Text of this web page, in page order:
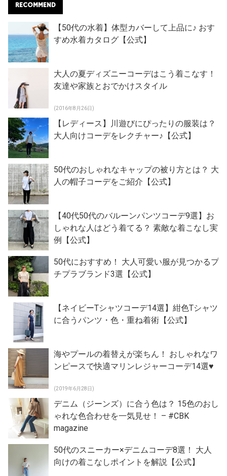
RECOMMEND
【50代の水着】体型カバーして上品に♪ おす
すめ水着カタログ【公式】
大人の夏ディズニーコーデはこう着こなす！
友達や家族とおでかけスタイル
(2016年8月26日)
【レディース】川遊びにぴったりの服装は？
大人向けコーデをレクチャー♪【公式】
50代のおしゃれなキャップの被り方とは？ 大
人の帽子コーデをご紹介【公式】
【40代50代のバルーンパンツコーデ9選】お
しゃれな人はどう着てる？ 素敵な着こなし実
例【公式】
50代におすすめ！ 大人可愛い服が見つかるプ
チプラブランド3選【公式】
【ネイビーTシャツコーデ14選】紺色Tシャツ
に合うパンツ・色・重ね着術【公式】
海やプールの着替えが楽ちん！ おしゃれなワ
ンピースで快適マリンレジャーコーデ14選♥
(2019年6月28日)
デニム（ジーンズ）に合う色は？ 15色のおし
ゃれな色合わせを一気見せ！ – #CBK
magazine
50代のスニーカー×デニムコーデ8選！ 大人
向けの着こなしポイントを解説【公式】